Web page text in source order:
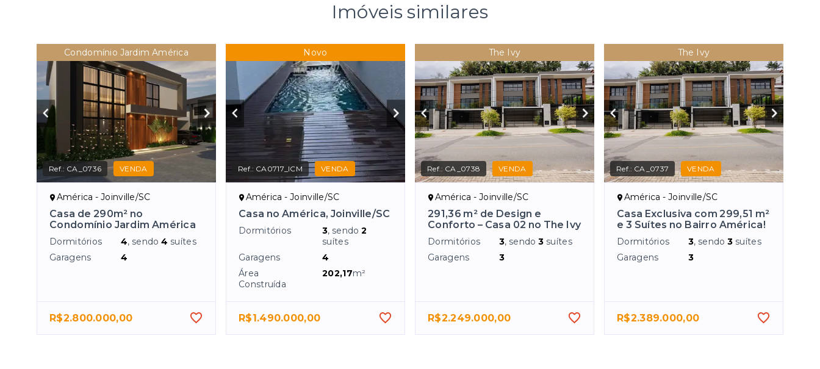
Imóveis similares
Condomínio Jardim América
Ref.: CA_0736 VENDA
América - Joinville/SC
Casa de 290m² no
Condomínio Jardim América
Dormitórios 4, sendo4 suítes
Garagens
4
R$2.800.000,00
Novo
Ref.: CA0717_ICM VENDA
América - Joinville/SC
Casa no América, Joinville/SC
Dormitórios 3, sendo2
suítes
Garagens
4
Área
Construída
202,17m²
R$1.490.000,00
The Ivy
Ref.: CA_0738 VENDA
América - Joinville/SC
291,36 m² de Design e
Conforto – Casa 02 no The Ivy
Dormitórios 3, sendo3 suítes
Garagens
3
R$2.249.000,00
The Ivy
Ref.: CA_0737 VENDA
América - Joinville/SC
Casa Exclusiva com 299,51 m²
e 3 Suítes no Bairro América!
Dormitórios 3, sendo3 suítes
Garagens
3
R$2.389.000,00